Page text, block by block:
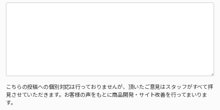
こちらの投稿への個別対応は行っておりませんが、頂いたご意見はスタッフがすべて拝
見させていただきます。お客様の声をもとに商品開発・サイト改善を行ってまいりま
す。